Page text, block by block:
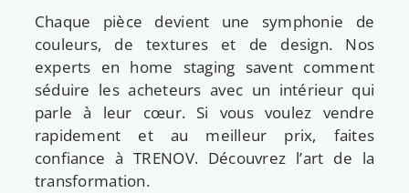
Chaque pièce devient une symphonie de
couleurs, de textures et de design. Nos
experts en home staging savent comment
séduire les acheteurs avec un intérieur qui
parle à leur cœur. Si vous voulez vendre
rapidement et au meilleur prix, faites
confiance à TRENOV. Découvrez l’art de la
transformation.